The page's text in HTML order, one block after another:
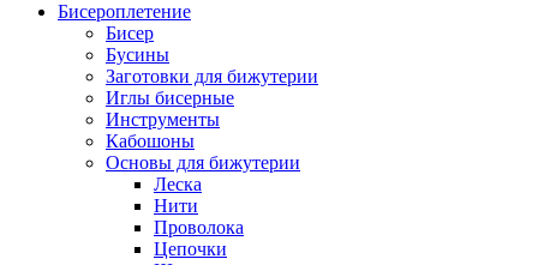
Бисероплетение
Бисер
Бусины
Заготовки для бижутерии
Иглы бисерные
Инструменты
Кабошоны
Основы для бижутерии
Леска
Нити
Проволока
Цепочки